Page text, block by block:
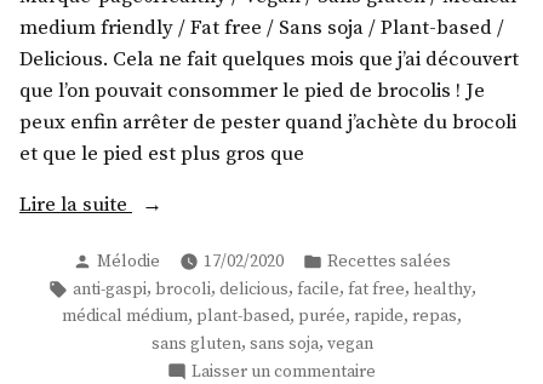
medium friendly / Fat free / Sans soja / Plant-based /
Delicious. Cela ne fait quelques mois que j’ai découvert
que l’on pouvait consommer le pied de brocolis ! Je
peux enfin arrêter de pester quand j’achète du brocoli
et que le pied est plus gros que
Lire la suite
« Une
anti-
gaspi
au
pied
Publié
par
Mélodie 17/02/2020
Publié
dans
Recettes salées
Étiquettes :
anti-gaspi, brocoli, delicious, facile, fat free, healthy,
médical médium, plant-based, purée, rapide, repas,
sans gluten, sans soja, vegan
Laisser un commentaire